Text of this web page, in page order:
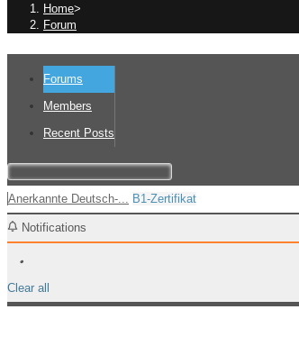
Home>
Forum
Forums
Members
Recent Posts
Anerkannte Deutsch-... B1-Zertifikat
Notifications
Clear all